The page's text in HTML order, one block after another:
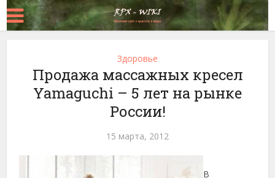
Здоровье
Продажа массажных кресел
Yamaguchi – 5 лет на рынке
России!
15 марта, 2012
В